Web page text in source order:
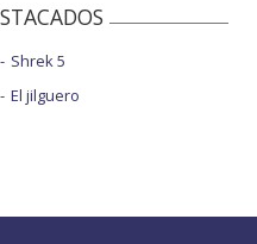
Shrek 5
El jilguero